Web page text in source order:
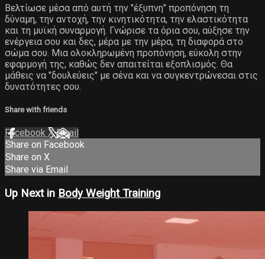
Βελτίωσε μέσα από αυτή την "έξυπνη" προπόνηση τη
δύναμη, την αντοχή, την κινητικότητα, την ελαστικότητα
και τη μυϊκή συναρμογή. Γνώρισε τα όρια σου, αύξησε την
ενέργεια σου και δες, μέρα με την μέρα, τη διαφορά στο
σώμα σου. Μια ολοκληρωμένη προπόνηση, εύκολη στην
εφαρμογή της, καθώς δεν απαιτείται εξοπλισμός. Θα
μάθεις να "δουλεύεις" με σένα και να συγκεντρώνεσαι στις
δυνατότητες σου.
Share with friends
Facebook XEmail
Share on Facebook
Share on X
Share via Email
Up Next in Body Weight Training